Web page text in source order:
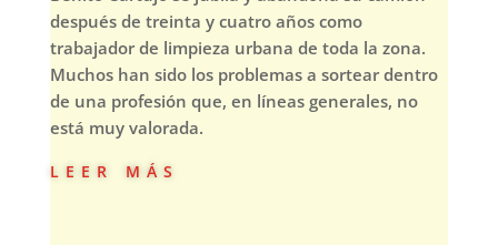
después de treinta y cuatro años como
trabajador de limpieza urbana de toda la zona.
Muchos han sido los problemas a sortear dentro
de una profesión que, en líneas generales, no
está muy valorada.
leer más